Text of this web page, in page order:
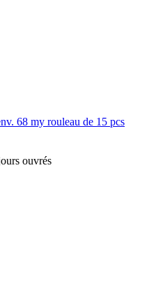
68 my rouleau de 15 pcs
ouvrés